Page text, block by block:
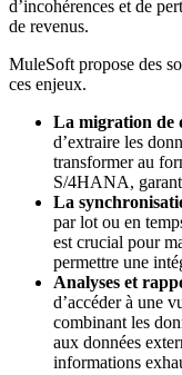
d’incohérences et de
de revenus.
MuleSoft propose des
ces enjeux.
La migration de
d’extraire les
transformer au
S/4HANA,
La
par lot ou en
est crucial pour
permettre une
Analyses et
d’accéder à une
combinant les
aux données
informations